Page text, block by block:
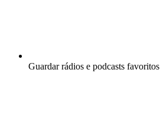
Guardar rádios e podcasts favoritos